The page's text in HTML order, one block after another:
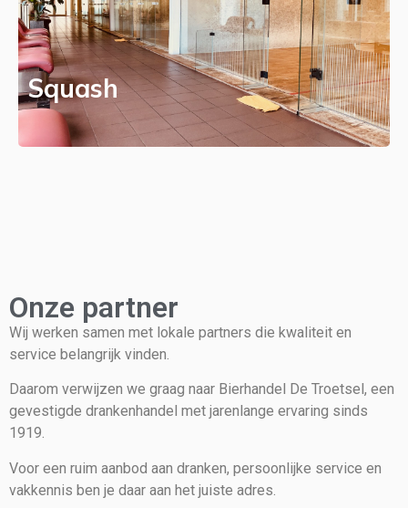
Squash
Onze partner
Wij werken samen met lokale partners die kwaliteit en
service belangrijk vinden.
Daarom verwijzen we graag naar Bierhandel De Troetsel, een
gevestigde drankenhandel met jarenlange ervaring sinds
1919.
Voor een ruim aanbod aan dranken, persoonlijke service en
vakkennis ben je daar aan het juiste adres.